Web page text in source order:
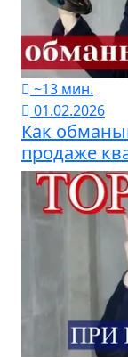
~13 мин.
01.02.2026
Как
продаже